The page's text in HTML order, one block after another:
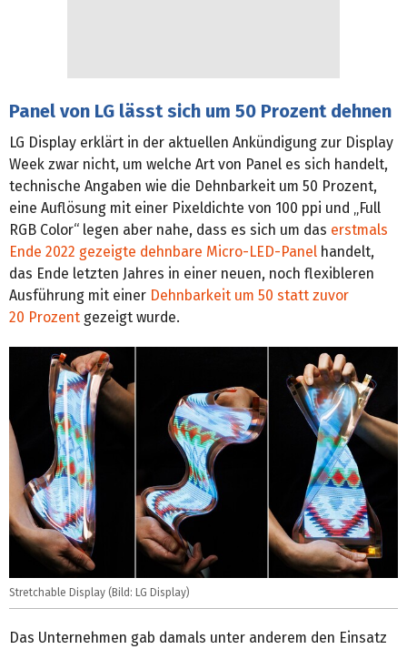
Panel von LG lässt sich um 50 Prozent dehnen
LG Display erklärt in der aktuellen Ankündigung zur Display
Week zwar nicht, um welche Art von Panel es sich handelt,
technische Angaben wie die Dehnbarkeit um 50 Prozent,
eine Auflösung mit einer Pixeldichte von 100 ppi und „Full
RGB Color“ legen aber nahe, dass es sich um das erstmals
Ende 2022 gezeigte dehnbare Micro-LED-Panel handelt,
das Ende letzten Jahres in einer neuen, noch flexibleren
Ausführung mit einer Dehnbarkeit um 50 statt zuvor
20 Prozent gezeigt wurde.
Stretchable Display (Bild: LG Display)
Das Unternehmen gab damals unter anderem den Einsatz